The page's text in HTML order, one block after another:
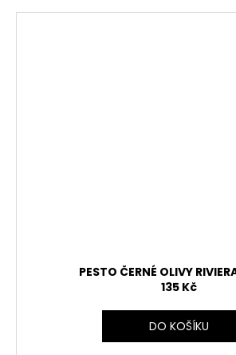
PESTO ČERNÉ OLIVY
135 Kč
DO KOŠÍKU